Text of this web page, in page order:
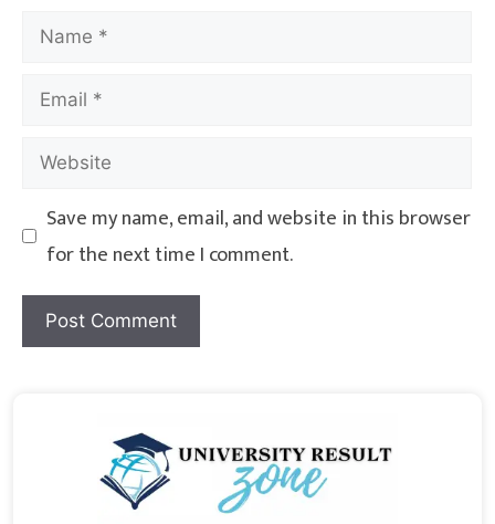
Save my name, email, and website in this browser
for the next time I comment.